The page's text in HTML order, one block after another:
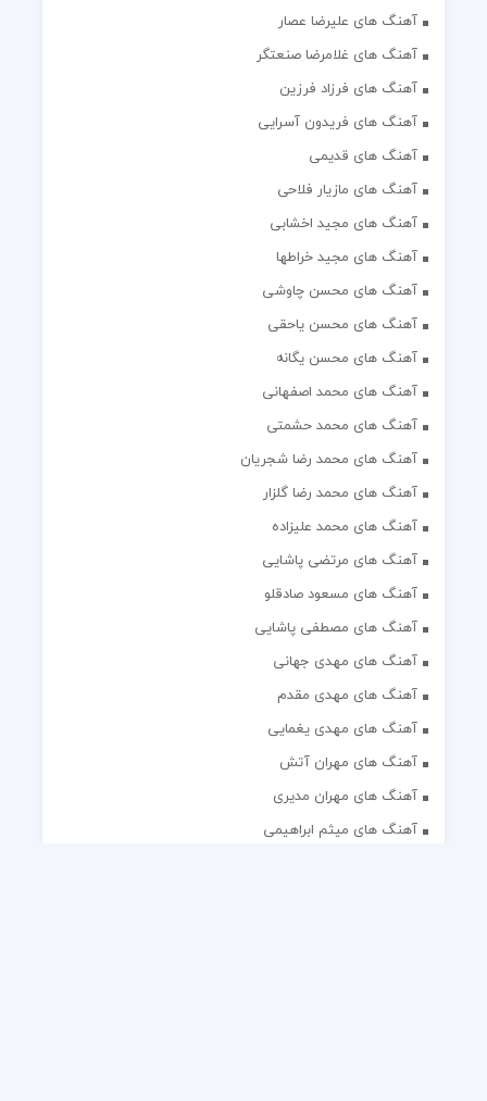
آهنگ های علیرضا عصار
آهنگ های غلامرضا صنعتگر
آهنگ های فرزاد فرزین
آهنگ های فریدون آسرایی
آهنگ های قدیمی
آهنگ های مازیار فلاحی
آهنگ های مجید اخشابی
آهنگ های مجید خراطها
آهنگ های محسن چاوشی
آهنگ های محسن یاحقی
آهنگ های محسن یگانه
آهنگ های محمد اصفهانی
آهنگ های محمد حشمتی
آهنگ های محمد رضا شجریان
آهنگ های محمد رضا گلزار
آهنگ های محمد علیزاده
آهنگ های مرتضی پاشایی
آهنگ های مسعود صادقلو
آهنگ های مصطفی پاشایی
آهنگ های مهدی جهانی
آهنگ های مهدی مقدم
آهنگ های مهدی یغمایی
آهنگ های مهران آتش
آهنگ های مهران مدیری
آهنگ های میثم ابراهیمی